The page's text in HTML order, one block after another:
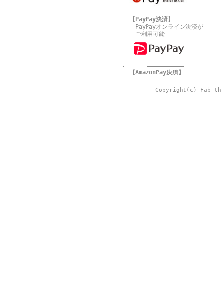
【PayPay決済】
PayPayオンライン決済が
ご利用可能
【AmazonPay決済】
Copyright(c) Fab